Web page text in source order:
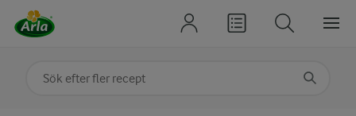
Sök på kategori eller ingrediens